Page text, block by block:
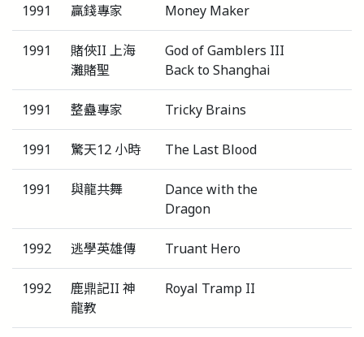
1991 贏錢專家 Money Maker
1991
賭俠II 上海
灘賭聖
God of Gamblers III
Back to Shanghai
1991 整蠱專家 Tricky Brains
1991 驚天12 小時 The Last Blood
1991 與龍共舞
Dance with the
Dragon
1992 逃學英雄傳 Truant Hero
1992
鹿鼎記II 神
龍教
Royal Tramp II